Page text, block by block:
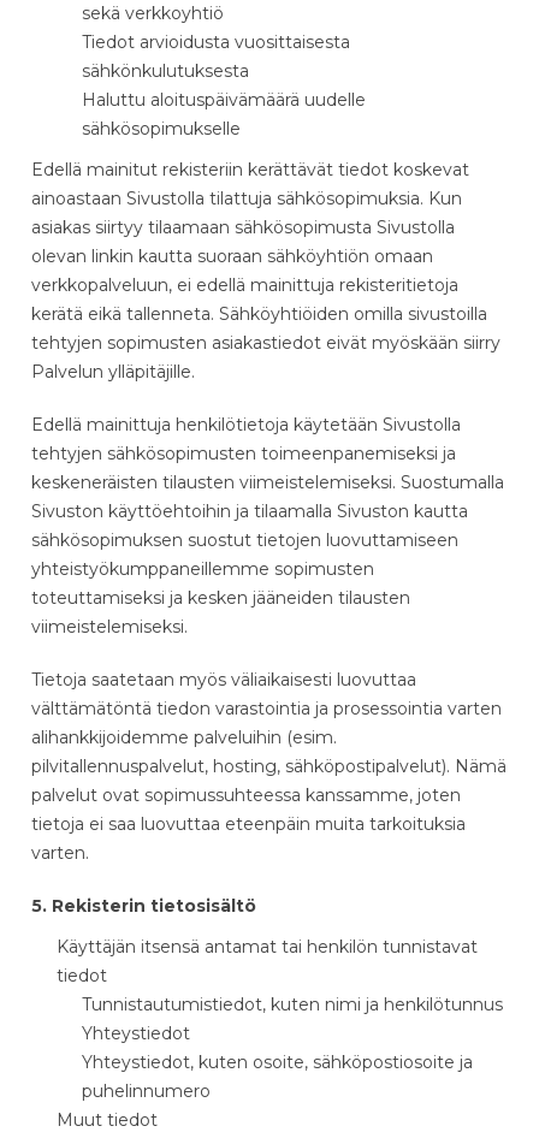
sekä verkkoyhtiö
Tiedot arvioidusta vuosittaisesta
sähkönkulutuksesta
Haluttu aloituspäivämäärä uudelle
sähkösopimukselle
Edellä mainitut rekisteriin kerättävät tiedot koskevat
ainoastaan Sivustolla tilattuja sähkösopimuksia. Kun
asiakas siirtyy tilaamaan sähkösopimusta Sivustolla
olevan linkin kautta suoraan sähköyhtiön omaan
verkkopalveluun, ei edellä mainittuja rekisteritietoja
kerätä eikä tallenneta. Sähköyhtiöiden omilla sivustoilla
tehtyjen sopimusten asiakastiedot eivät myöskään siirry
Palvelun ylläpitäjille.
Edellä mainittuja henkilötietoja käytetään Sivustolla
tehtyjen sähkösopimusten toimeenpanemiseksi ja
keskeneräisten tilausten viimeistelemiseksi. Suostumalla
Sivuston käyttöehtoihin ja tilaamalla Sivuston kautta
sähkösopimuksen suostut tietojen luovuttamiseen
yhteistyökumppaneillemme sopimusten
toteuttamiseksi ja kesken jääneiden tilausten
viimeistelemiseksi.
Tietoja saatetaan myös väliaikaisesti luovuttaa
välttämätöntä tiedon varastointia ja prosessointia varten
alihankkijoidemme palveluihin (esim.
pilvitallennuspalvelut, hosting, sähköpostipalvelut). Nämä
palvelut ovat sopimussuhteessa kanssamme, joten
tietoja ei saa luovuttaa eteenpäin muita tarkoituksia
varten.
5. Rekisterin tietosisältö
Käyttäjän itsensä antamat tai henkilön tunnistavat
tiedot
Tunnistautumistiedot, kuten nimi ja henkilötunnus
Yhteystiedot
Yhteystiedot, kuten osoite, sähköpostiosoite ja
puhelinnumero
Muut tiedot